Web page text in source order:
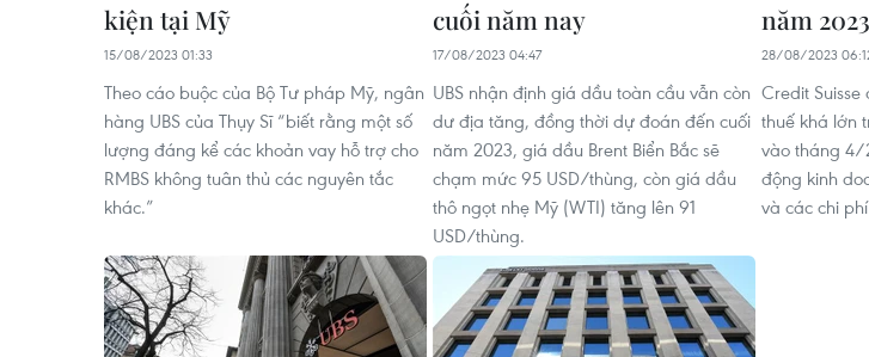
kiện tại Mỹ
15/08/2023 01:33
Theo cáo buộc của Bộ Tư pháp Mỹ, ngân
hàng UBS của Thụy Sĩ “biết rằng một số
lượng đáng kể các khoản vay hỗ trợ cho
RMBS không tuân thủ các nguyên tắc
khác.”
cuối năm nay
17/08/2023 04:47
UBS nhận định giá dầu toàn cầu vẫn còn
dư địa tăng, đồng thời dự đoán đến cuối
năm 2023, giá dầu Brent Biển Bắc sẽ
chạm mức 95 USD/thùng, còn giá dầu
thô ngọt nhẹ Mỹ (WTI) tăng lên 91
USD/thùng.
năm 2023
28/08/2023
Credit
thuế khá lớn
vào tháng 4/
động kinh
và các chi